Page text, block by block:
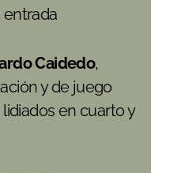
entrada
Caidedo,
y de juego
en cuarto y